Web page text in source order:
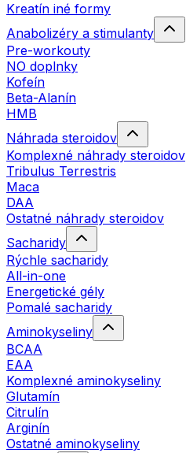
Kreatín iné formy
Anabolizéry a stimulanty
Pre-workouty
NO doplnky
Kofeín
Beta-Alanín
HMB
Náhrada steroidov
Komplexné náhrady steroidov
Tribulus Terrestris
Maca
DAA
Ostatné náhrady steroidov
Sacharidy
Rýchle sacharidy
All-in-one
Energetické gély
Pomalé sacharidy
Aminokyseliny
BCAA
EAA
Komplexné aminokyseliny
Glutamín
Citrulín
Arginín
Ostatné aminokyseliny